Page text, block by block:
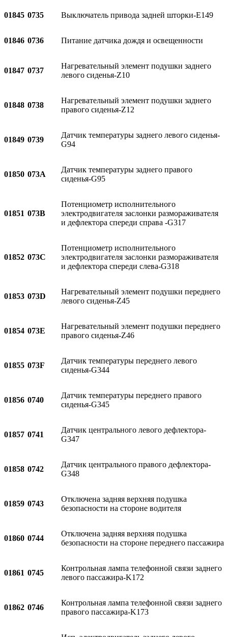
01845 0735 Выключатель привода задней шторки-E149
01846 0736 Питание датчика дождя и освещенности
01847 0737
Нагревательный элемент подушки заднего
левого сиденья-Z10
01848 0738
Нагревательный элемент подушки заднего
правого сиденья-Z12
01849 0739
Датчик температуры заднего левого сиденья-
G94
01850 073A
Датчик температуры заднего правого
сиденья-G95
01851 073B
Потенциометр исполнительного
электродвигателя заслонки размораживателя
и дефлектора спереди справа -G317
01852 073C
Потенциометр исполнительного
электродвигателя заслонки размораживателя
и дефлектора спереди слева-G318
01853 073D
Нагревательный элемент подушки переднего
левого сиденья-Z45
01854 073E
Нагревательный элемент подушки переднего
правого сиденья-Z46
01855 073F
Датчик температуры переднего левого
сиденья-G344
01856 0740
Датчик температуры переднего правого
сиденья-G345
01857 0741
Датчик центрального левого дефлектора-
G347
01858 0742
Датчик центрального правого дефлектора-
G348
01859 0743
Отключена задняя верхняя подушка
безопасности на стороне водителя
01860 0744
Отключена задняя верхняя подушка
безопасности на стороне переднего пассажира
01861 0745
Контрольная лампа телефонной связи заднего
левого пассажира-K172
01862 0746
Контрольная лампа телефонной связи заднего
правого пассажира-K173